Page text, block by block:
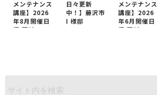
メンテナンス
講座】2026
年8月開催日
程 更新
日々更新
中！】藤沢市
I 様邸
メンテナンス
講座】2026
年6月開催日
程 更新